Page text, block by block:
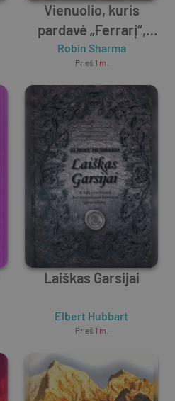
Vienuolio, kuris
pardavė „Ferrarį“,
lyderiavimo išmintis
Robin Sharma
Prieš 1 m.
Laiškas Garsijai
Elbert Hubbart
Prieš 1 m.